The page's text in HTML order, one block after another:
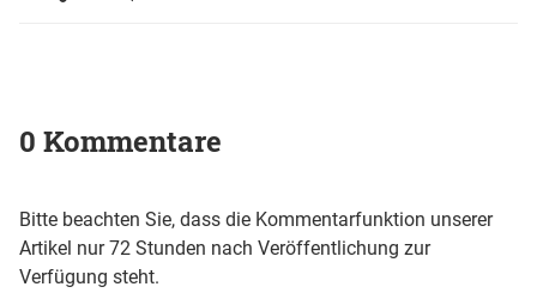
0 Kommentare
Bitte beachten Sie, dass die Kommentarfunktion unserer
Artikel nur 72 Stunden nach Veröffentlichung zur
Verfügung steht.